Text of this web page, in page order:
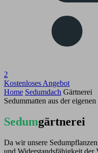
2
Kostenloses Angebot
Home Sedumdach Gärtnerei
Sedummatten aus der
Sedumgärtnerei
Da wir unsere
und Widerstandsfähigkeit